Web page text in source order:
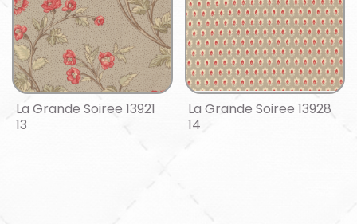
La Grande Soiree 13921
13
La Grande Soiree 13928
14